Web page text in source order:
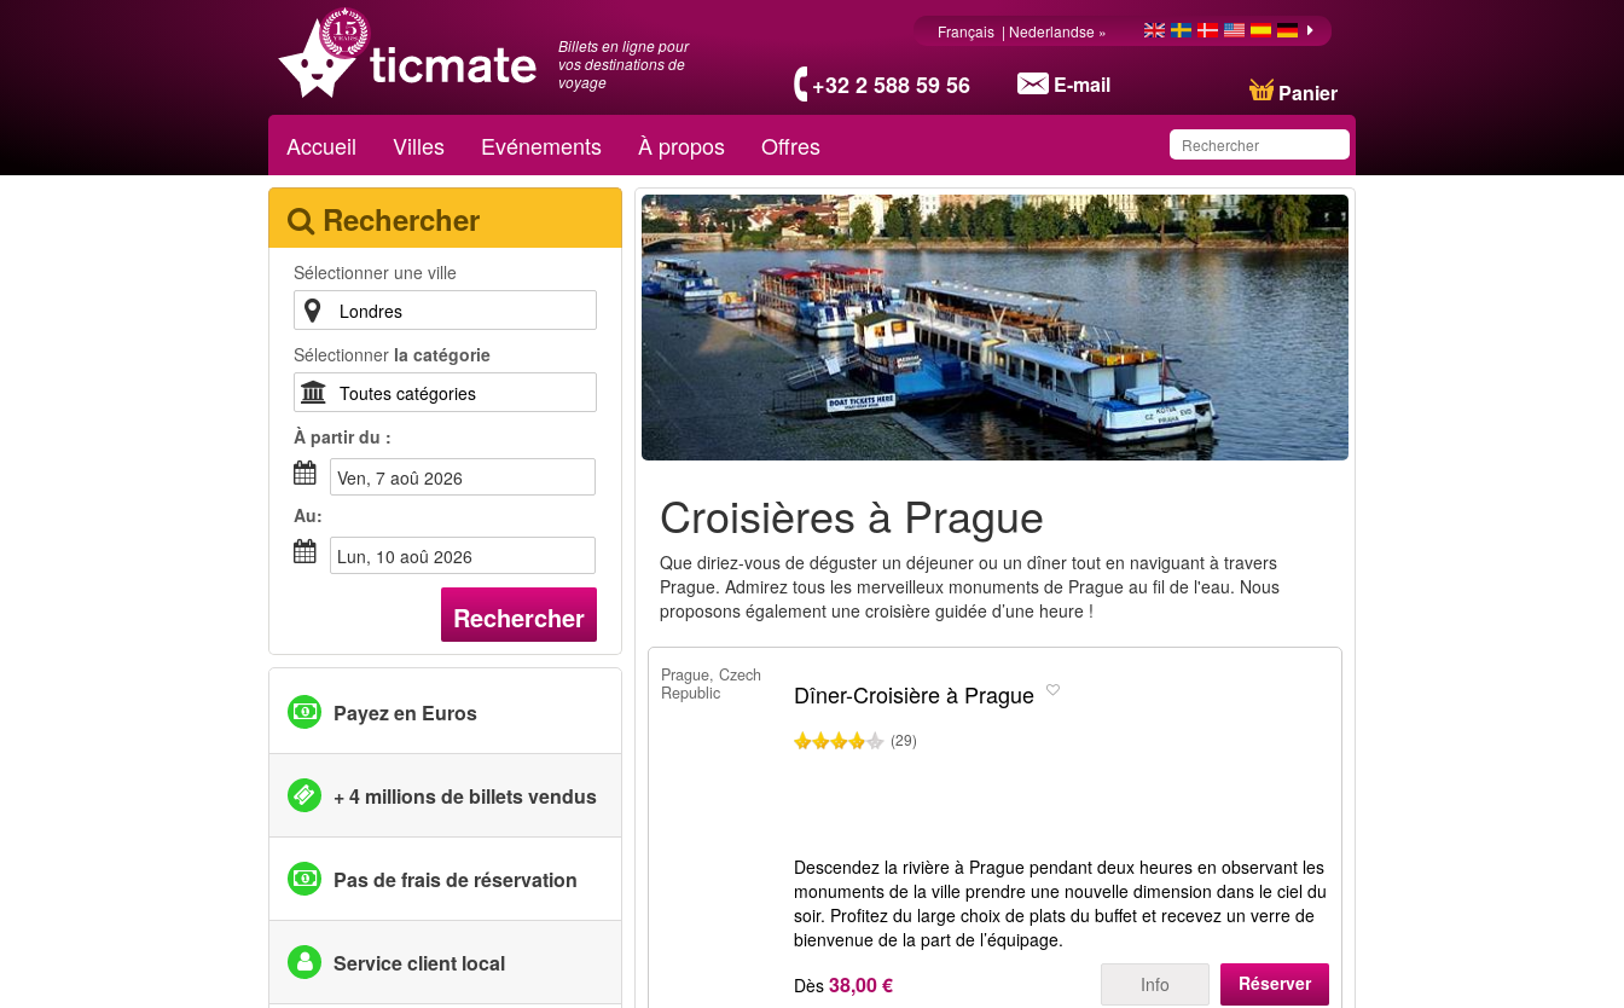
Billets en ligne pour
vos destinations de
voyage
+32 2 588 59 56 E-mail Panier
Français | Nederlandse »
Accueil Villes Evénements À propos Offres
Ce produit a été
sauvegardé dans votre
liste.
Rechercher
Sélectionner une ville
Sélectionner la catégorie
À partir du :
ven, 7 aoû 2026
Au:
lun, 10 aoû 2026
Rechercher
Payez en Euros
+ 4 millions de billets vendus
Pas de frais de réservation
Service client local
Croisières à Prague
Que diriez-vous de déguster un déjeuner ou un dîner tout en naviguant à travers
Prague. Admirez tous les merveilleux monuments de Prague au fil de l'eau. Nous
proposons également une croisière guidée d’une heure !
Prague, Czech
Republic
Dîner-Croisière à Prague
(29)
Descendez la rivière à Prague pendant deux heures en observant les
monuments de la ville prendre une nouvelle dimension dans le ciel du
soir. Profitez du large choix de plats du buffet et recevez un verre de
bienvenue de la part de l’équipage.
Dès 38,00 € Info Réserver